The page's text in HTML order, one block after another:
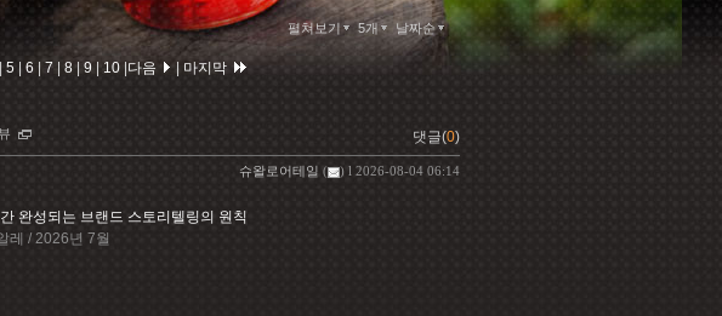
펼쳐보기 5개 날짜순
5 6 7 8 9 10 다음 마지막
댓글(0)
슈왈로어테일 ( ) l 2026-08-04 06:14
완성되는 브랜드 스토리텔링의 원칙
레 / 2026년 7월